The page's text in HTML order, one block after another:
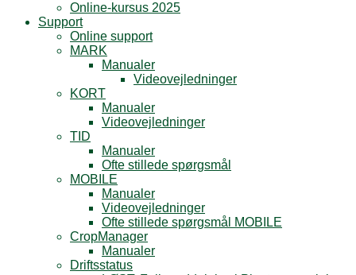
Online-kursus 2025
Support
Online support
MARK
Manualer
Videovejledninger
KORT
Manualer
Videovejledninger
TID
Manualer
Ofte stillede spørgsmål
MOBILE
Manualer
Videovejledninger
Ofte stillede spørgsmål MOBILE
CropManager
Manualer
Driftsstatus